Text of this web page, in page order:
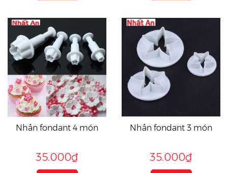
Nhấn fondant 4 món
35.000₫
Nhấn fondant 3 món
35.000₫